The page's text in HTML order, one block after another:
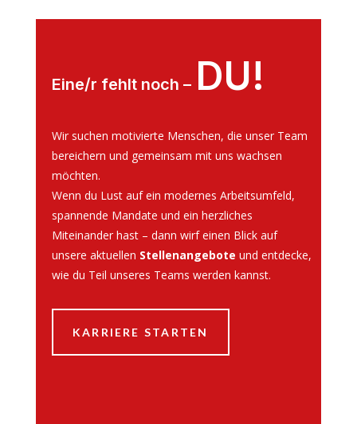
Eine/r fehlt noch – DU!
Wir suchen motivierte Menschen, die unser Team
bereichern und gemeinsam mit uns wachsen
möchten.
Wenn du Lust auf ein modernes Arbeitsumfeld,
spannende Mandate und ein herzliches
Miteinander hast – dann wirf einen Blick auf
unsere aktuellen Stellenangebote und entdecke,
wie du Teil unseres Teams werden kannst.
KARRIERE STARTEN